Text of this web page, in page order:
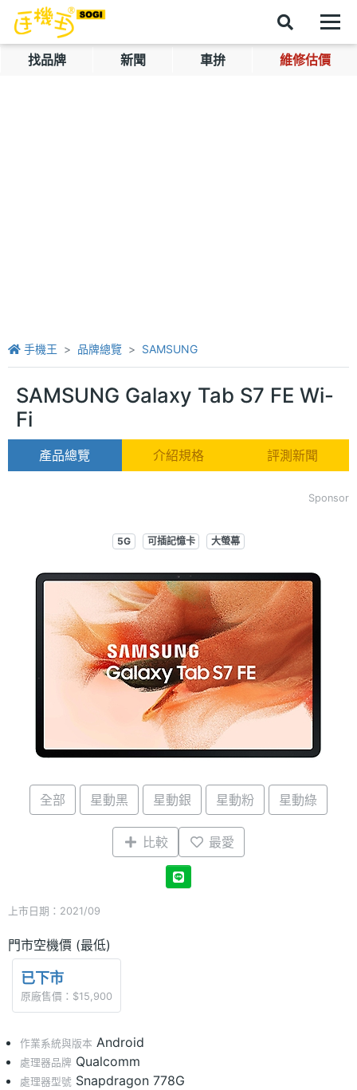
找品牌 新聞 車拚 維修估價
手機王 品牌總覽 SAMSUNG
SAMSUNG Galaxy Tab S7 FE Wi-
Fi
產品總覽 介紹規格 評測新聞
Sponsor
5G 可插記憶卡 大螢幕
全部 星動黑 星動銀 星動粉 星動綠
比較 最愛
上市日期：2021/09
門市空機價 (最低)
已下市
原廠售價：$15,900
作業系統與版本 Android
處理器品牌 Qualcomm
處理器型號 Snapdragon 778G